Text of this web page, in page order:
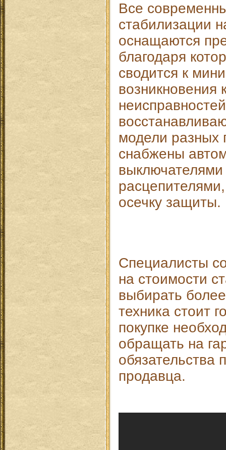
Все
стабилизации
оснащаются
благодаря
сводится к
возникновения
модели разных
снабжены
осечку защиты.
Специалисты
на стоимости
выбирать
техника стоит
покупке
обращать на
обязательства
продавца.